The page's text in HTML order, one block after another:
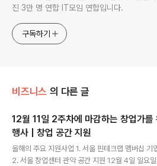
진 3만 명 연합 IT모임 연합입니다.
구독하기
비즈니스 의 다른 글
12월 11일 2주차에 마감하는 창업가를
행사 | 창업 공간 지원
올해의 주요 지원사업 1. 서울 핀테크랩 멤버십 기
2. 서울 창업센터 관악 공간 지원 12월 4일 일요